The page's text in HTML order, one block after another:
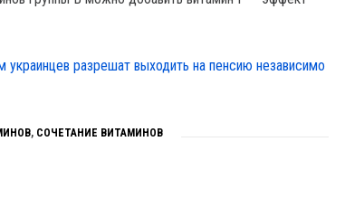
украинцев разрешат выходить на пенсию независимо
, СОЧЕТАНИЕ ВИТАМИНОВ